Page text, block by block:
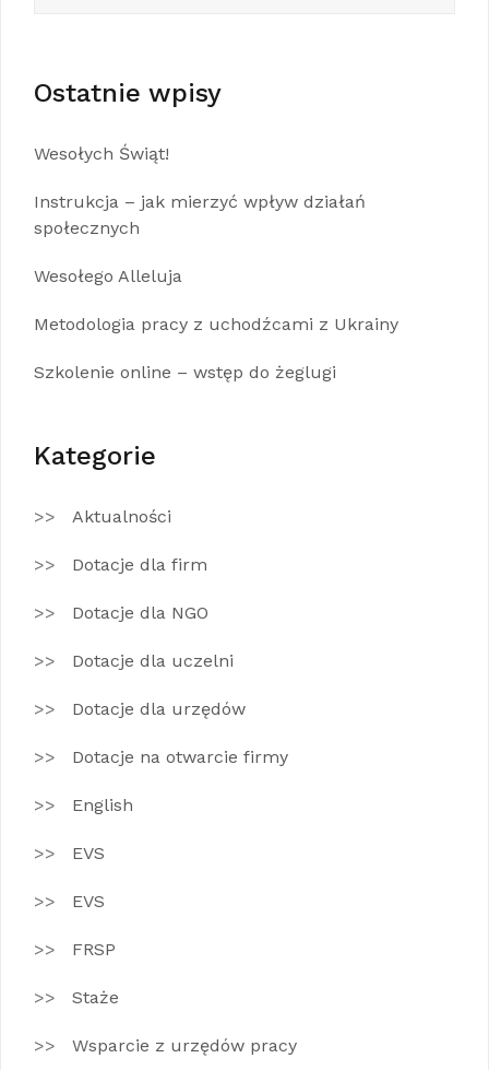
Ostatnie wpisy
Wesołych Świąt!
Instrukcja – jak mierzyć wpływ działań
społecznych
Wesołego Alleluja
Metodologia pracy z uchodźcami z Ukrainy
Szkolenie online – wstęp do żeglugi
Kategorie
Aktualności
Dotacje dla firm
Dotacje dla NGO
Dotacje dla uczelni
Dotacje dla urzędów
Dotacje na otwarcie firmy
English
EVS
EVS
FRSP
Staże
Wsparcie z urzędów pracy